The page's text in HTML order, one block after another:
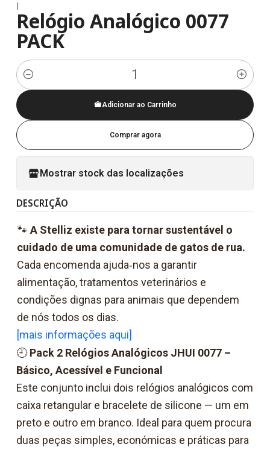
|
Relógio Analógico 0077
PACK
Quantidade
Adicionar ao Carrinho
Comprar agora
Mostrar stock das localizações
DESCRIÇÃO
🐾 A Stelliz existe para tornar sustentável o
cuidado de uma comunidade de gatos de rua.
Cada encomenda ajuda‑nos a garantir
alimentação, tratamentos veterinários e
condições dignas para animais que dependem
de nós todos os dias.
[mais informações aqui]
🕘Pack 2 Relógios Analógicos JHUI 0077 –
Básico, Acessível e Funcional
Este conjunto inclui dois relógios analógicos com
caixa retangular e bracelete de silicone — um em
preto e outro em branco. Ideal para quem procura
duas peças simples, económicas e práticas para